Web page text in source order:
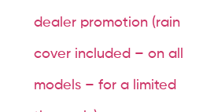
dealer promotion (rain
cover included – on all
models – for a limited